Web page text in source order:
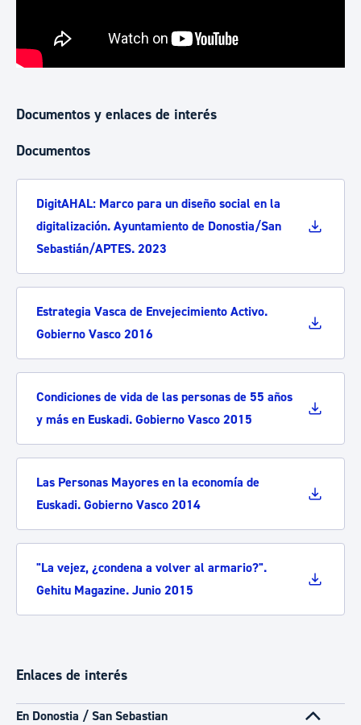
Documentos y enlaces de interés
Documentos
DigitAHAL: Marco para un diseño social en la
digitalización. Ayuntamiento de Donostia/San
Sebastián/APTES. 2023
Estrategia Vasca de Envejecimiento Activo.
Gobierno Vasco 2016
Condiciones de vida de las personas de 55 años
y más en Euskadi. Gobierno Vasco 2015
Las Personas Mayores en la economía de
Euskadi. Gobierno Vasco 2014
"La vejez, ¿condena a volver al armario?".
Gehitu Magazine. Junio 2015
Enlaces de interés
En Donostia / San Sebastian